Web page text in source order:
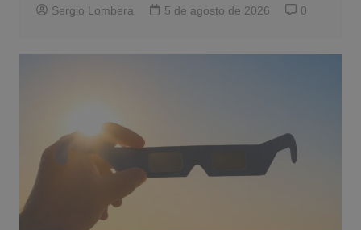
Sergio Lombera 5 de agosto de 2026 0